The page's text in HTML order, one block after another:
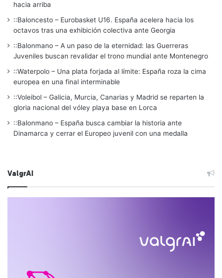
hacia arriba
::Baloncesto – Eurobasket U16. España acelera hacia los
octavos tras una exhibición colectiva ante Georgia
::Balonmano – A un paso de la eternidad: las Guerreras
Juveniles buscan revalidar el trono mundial ante Montenegro
::Waterpolo – Una plata forjada al límite: España roza la cima
europea en una final interminable
::Voleibol – Galicia, Murcia, Canarias y Madrid se reparten la
gloria nacional del vóley playa base en Lorca
::Balonmano – España busca cambiar la historia ante
Dinamarca y cerrar el Europeo juvenil con una medalla
ValgrAI